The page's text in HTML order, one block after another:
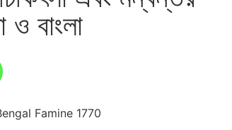
বাংলা